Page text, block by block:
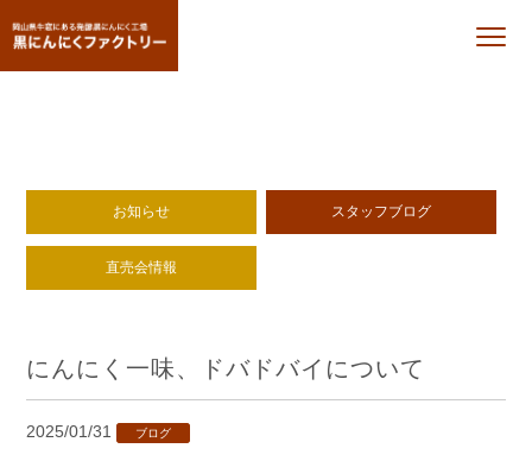
お知らせ スタッフブログ
直売会情報
にんにく一味、ドバドバイについて
2025/01/31 ブログ